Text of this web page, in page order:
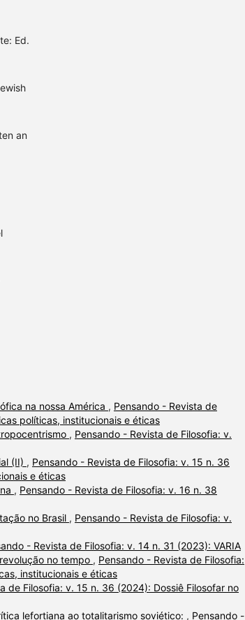
Ed.
an
na nossa América , Pensando - Revista de
políticas, institucionais e éticas
, Pensando - Revista de Filosofia: v.
(II) , Pensando - Revista de Filosofia: v. 15 n. 36
e éticas
, Pensando - Revista de Filosofia: v. 16 n. 38
no Brasil , Pensando - Revista de Filosofia: v.
- Revista de Filosofia: v. 14 n. 31 (2023): VARIA
no tempo , Pensando - Revista de Filosofia:
institucionais e éticas
de Filosofia: v. 15 n. 36 (2024): Dossiê Filosofar no
lefortiana ao totalitarismo soviético: , Pensando -